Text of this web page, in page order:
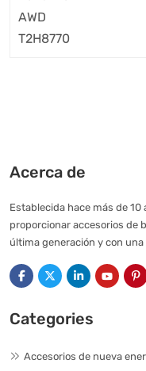
Acerca de
Establecida hace más de
proporcionar accesorios de
última generación y con
Categories
Accesorios de nueva